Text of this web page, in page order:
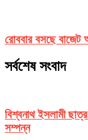
রোববার বসছে বাজেট
সর্বশেষ সংবাদ
বিশ্বনাথ ইসলামী ছাত্র
সম্পন্ন